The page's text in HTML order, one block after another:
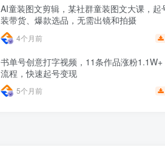
AI童装图文剪辑，某社群童装图文大课，起
装带货、爆款选品，无需出镜和拍摄
4个月前
书单号创意打字视频，11条作品涨粉
流程，快速起号变现
5个月前